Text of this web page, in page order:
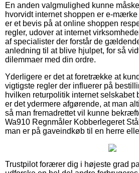
En anden valgmulighed kunne
hvorvidt internet shoppen er e-
er et bevis på at online shoppen
regler, udover at internet
af specialister der forstår de
anledning til at blive hjulpet, for så
dilemmaer med din ordre.
Yderligere er det at foretrække at
vigtigste regler der influerer på
hvilken returpolitik internet selskabet
er det ydermere afgørende, at man
så man fremadrettet vil kunne
Wa910 Regnmåler Kobberlegeret
man er på gaveindkøb til en herre
Trustpilot forærer dig i højeste grad